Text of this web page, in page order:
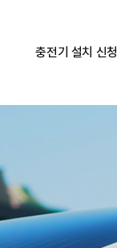
충전기 설치 신청